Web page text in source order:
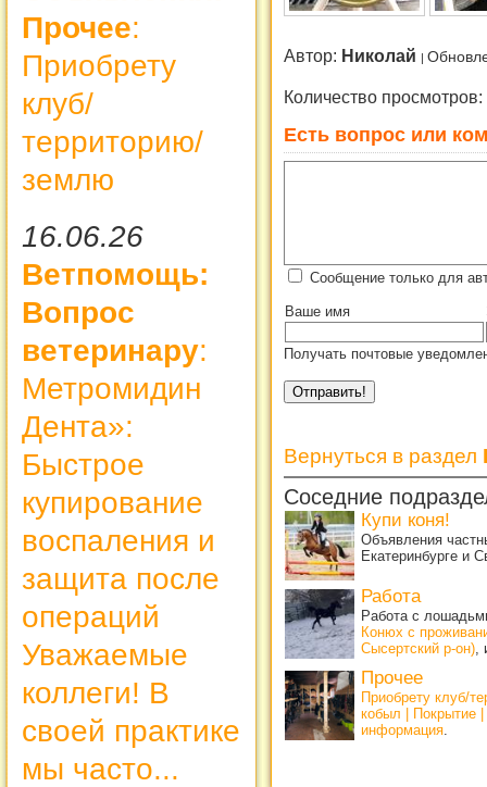
Прочее:
Приобрету
клуб/
территорию/
землю
16.06.26
Ветпомощь:
Вопрос
ветеринару:
Метромидин
Дента»:
Быстрое
купирование
воспаления и
защита после
операций
Уважаемые
коллеги! В
своей практике
мы часто...
Автор: Николай
Количество просмотров:
Есть вопрос или
Сообщение только для
Ваше имя
Получать почтовые
Вернуться в раздел
Соседние
Купи коня!
Объявления
Екатеринбурге и
Работа
Работа с
Конюх с
Сысертский р-он),
Прочее
Приобрету клуб/
кобыл | Покрытие
информация.